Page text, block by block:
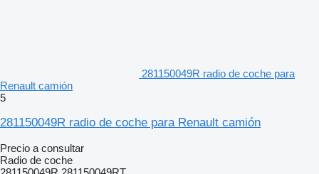
281150049R radio de coche para
Renault camión
5
281150049R radio de coche para Renault camión
Precio a consultar
Radio de coche